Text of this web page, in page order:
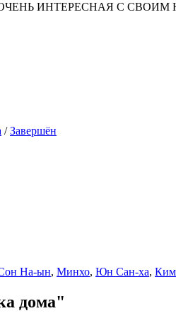
ИНТЕРЕСНАЯ С
/Завершён
На-ын, Минхо, Юн Сан-ха, Ким
дома"